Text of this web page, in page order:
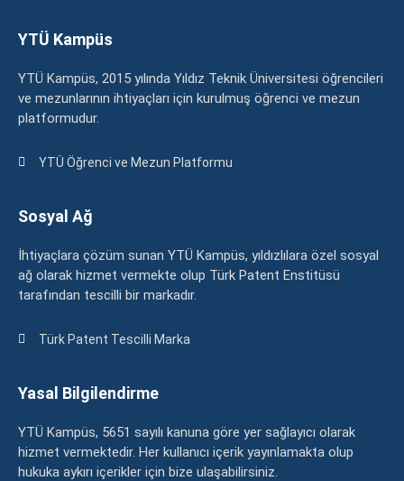
YTÜ Kampüs
YTÜ Kampüs, 2015 yılında Yıldız Teknik Üniversitesi öğrencileri
ve mezunlarının ihtiyaçları için kurulmuş öğrenci ve mezun
platformudur.
YTÜ Öğrenci ve Mezun Platformu
Sosyal Ağ
İhtiyaçlara çözüm sunan YTÜ Kampüs, yıldızlılara özel sosyal
ağ olarak hizmet vermekte olup Türk Patent Enstitüsü
tarafından tescilli bir markadır.
Türk Patent Tescilli Marka
Yasal Bilgilendirme
YTÜ Kampüs, 5651 sayılı kanuna göre yer sağlayıcı olarak
hizmet vermektedir. Her kullanıcı içerik yayınlamakta olup
hukuka aykırı içerikler için bize ulaşabilirsiniz.